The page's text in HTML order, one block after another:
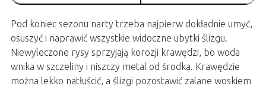
Pod koniec sezonu narty trzeba najpierw dokładnie umyć,
osuszyć i naprawić wszystkie widoczne ubytki ślizgu.
Niewyleczone rysy sprzyjają korozji krawędzi, bo woda
wnika w szczeliny i niszczy metal od środka. Krawędzie
można lekko natłuścić, a ślizgi pozostawić zalane woskiem